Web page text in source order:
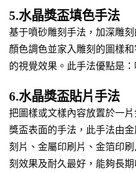
5.水晶獎盃填色手法
基于噴砂雕刻手法，加深雕
顏色調色並家入雕刻的圖樣
的視覺效果。此手法優點是
6.水晶獎盃貼片手法
把圖樣或文樣內容放置於一
獎盃表面的手法，此手法由
刻片、金屬印刷片、金箔印
刻效果及耐久最好，能夠長